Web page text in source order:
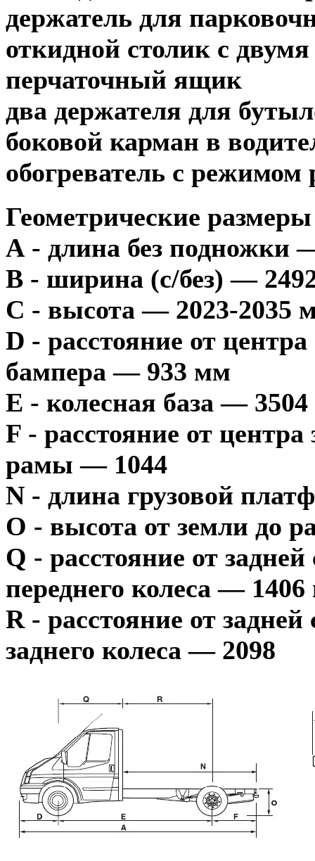
держатель для
откидной столик с
перчаточный ящик
два держателя для
боковой карман в
обогреватель с режимом
Геометрические
А - длина без подножки
В - ширина (с/без) —
C - высота — 2023-2035
D - расстояние от центра
бампера — 933 мм
E - колесная база —
F - расстояние от
рамы — 1044
N - длина грузовой
O - высота от земли до
Q - расстояние от
переднего колеса —
R - расстояние от
заднего колеса — 2098